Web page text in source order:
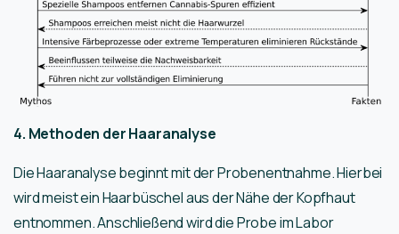
4. Methoden der Haaranalyse
Die Haaranalyse beginnt mit der Probenentnahme. Hierbei
wird meist ein Haarbüschel aus der Nähe der Kopfhaut
entnommen. Anschließend wird die Probe im Labor